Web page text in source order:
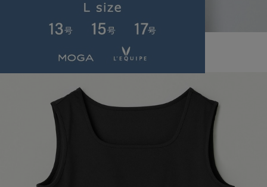
(てぃーしゃつ)